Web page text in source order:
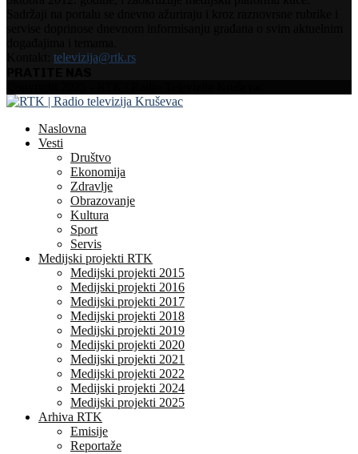
televizija@rtk.rs
Naslovna
Vesti
Društvo
Ekonomija
Zdravlje
Obrazovanje
Kultura
Sport
Servis
Medijski projekti RTK
Medijski projekti 2015
Medijski projekti 2016
Medijski projekti 2017
Medijski projekti 2018
Medijski projekti 2019
Medijski projekti 2020
Medijski projekti 2021
Medijski projekti 2022
Medijski projekti 2024
Medijski projekti 2025
Arhiva RTK
Emisije
Reportaže